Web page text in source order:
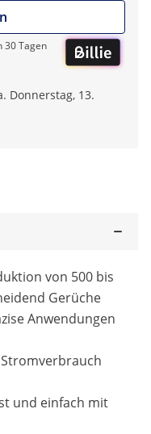
30 Tagen
Donnerstag, 13.
von 500 bis
Gerüche
Anwendungen
und einfach mit